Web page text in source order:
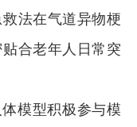
法在气道异物梗
合老年人日常突
模型积极参与模